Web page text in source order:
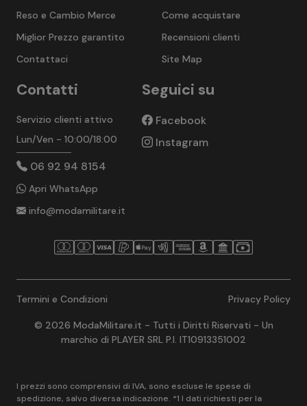
Come acquistare
Recensioni clienti
Site Map
Reso e Cambio Merce
Miglior Prezzo garantito
Contattaci
Contatti
Servizio clienti attivo
Lun/Ven - 10:00/18:00
06 92 94 8154
Apri WhatsApp
info@modamilitare.it
Seguici su
Facebook
Instagram
Termini e Condizioni Privacy Policy
© 2026 ModaMilitare.it - Tutti i Diritti Riservati - Un
marchio di PLAYER SRL P.I. IT10913351002
I prezzi sono comprensivi di IVA, sono escluse le spese di
spedizione, salvo diversa indicazione. *1 I dati richiesti per la